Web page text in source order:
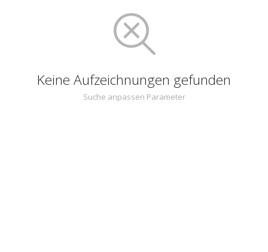
Keine Aufzeichnungen gefunden
Suche anpassen Parameter